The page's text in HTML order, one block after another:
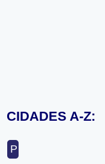
CIDADES A-Z:
P